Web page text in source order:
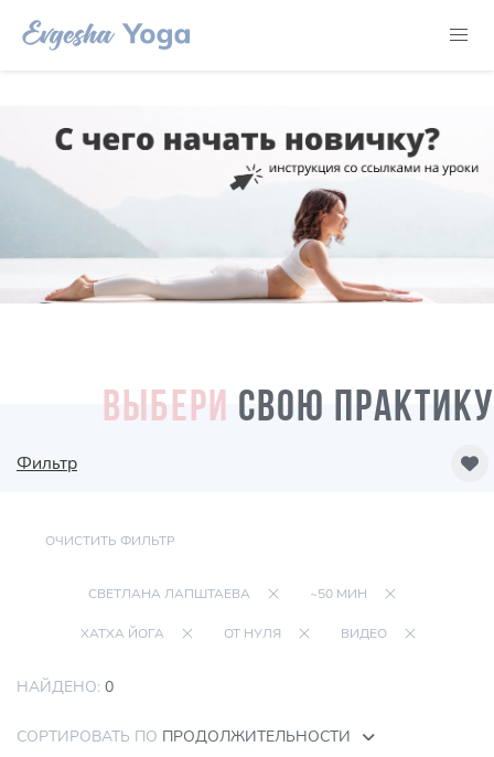
ВЫБЕРИ СВОЮ ПРАКТИКУ
Фильтр
ОЧИСТИТЬ ФИЛЬТР
СВЕТЛАНА ЛАПШТАЕВА ~50 МИН
ХАТХА ЙОГА ОТ НУЛЯ ВИДЕО
НАЙДЕНО: 0
СОРТИРОВАТЬ ПО ПРОДОЛЖИТЕЛЬНОСТИ